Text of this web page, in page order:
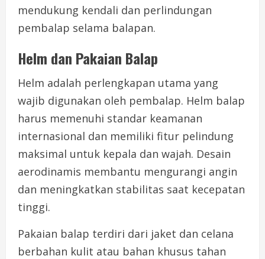
mendukung kendali dan perlindungan
pembalap selama balapan.
Helm dan Pakaian Balap
Helm adalah perlengkapan utama yang
wajib digunakan oleh pembalap. Helm balap
harus memenuhi standar keamanan
internasional dan memiliki fitur pelindung
maksimal untuk kepala dan wajah. Desain
aerodinamis membantu mengurangi angin
dan meningkatkan stabilitas saat kecepatan
tinggi.
Pakaian balap terdiri dari jaket dan celana
berbahan kulit atau bahan khusus tahan